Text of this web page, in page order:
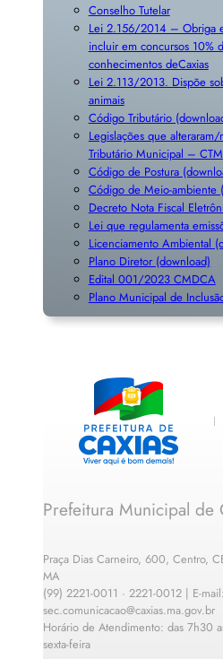
Conselho Tutelar
Lei 2.156/2014 – Obriga
incluir em concursos 10%
conhecimentos deCaxias
Lei 2.113/2013. Dispõe
animais
Código Tributário
Legislações que
Tributário Municipal – CTM
Código de Postura
Código de Meio-ambiente
Decreto Nota Fiscal
Lei que regulamenta
Licenciamento Ambiental
Plano Diretor (download)
Edital 001/2023 CMDCA
Plano Municipal de Inclusã
Prefeitura Municipal de
Praça Dias Carneiro, 600, Centro,
MA
(99) 2221-0011 · 2221-0012 | E-mail:
sec.comunicacao@caxias.ma.gov.br
Horário de Atendimento: das 7h30
sexta-feira